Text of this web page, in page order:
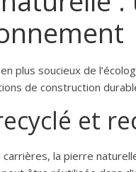
plus soucieux de
de construction
et
la pierre